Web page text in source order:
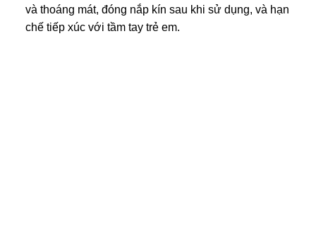
và thoáng mát, đóng nắp kín sau khi sử dụng, và hạn
chế tiếp xúc với tầm tay trẻ em.